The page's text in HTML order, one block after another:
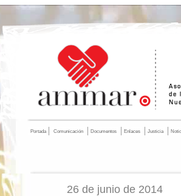
Portada Comunicación Documentos Enlaces Justicia
26 de junio de 2014